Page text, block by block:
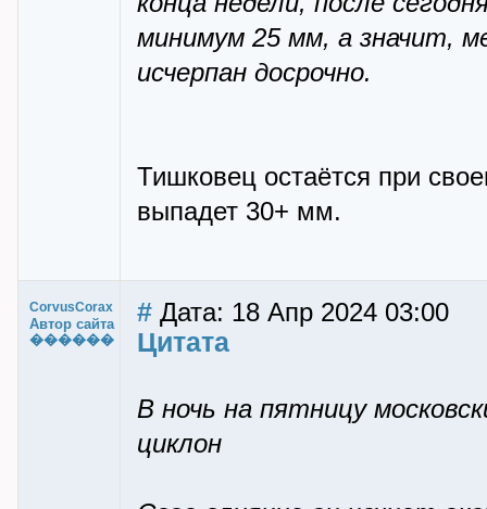
минимум 25 мм, а значит,
исчерпан досрочно.
Тишковец остаётся при
выпадет 30+ мм.
CorvusCorax
Автор сайта
������
# Дата: 18 Апр 2024 03:00
Цитата
В ночь на пятницу
циклон